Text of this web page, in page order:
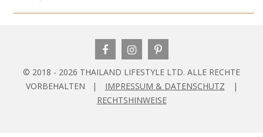
© 2018 - 2026 THAILAND LIFESTYLE LTD. ALLE RECHTE
VORBEHALTEN |
IMPRESSUM & DATENSCHUTZ
|
RECHTSHINWEISE